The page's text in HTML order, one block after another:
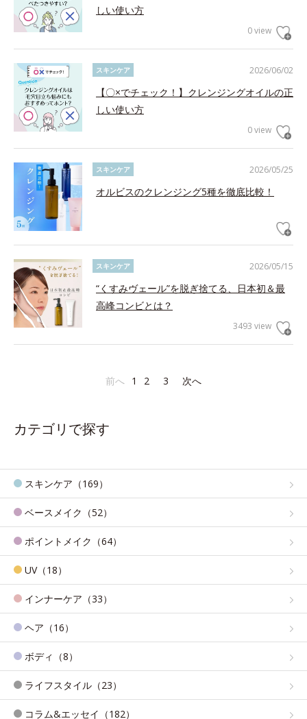
しい使い方
0 view
2026/06/02
スキンケア
【〇×でチェック！】クレンジングオイルの正
しい使い方
0 view
2026/05/25
スキンケア
オルビスのクレンジング5種を徹底比較！
2026/05/15
スキンケア
“くすみヴェール”を脱ぎ捨てる、日本初＆最
高峰コンビとは？
3493 view
前へ 1 2 3 次へ
カテゴリで探す
スキンケア（169）
ベースメイク（52）
ポイントメイク（64）
UV（18）
インナーケア（33）
ヘア（16）
ボディ（8）
ライフスタイル（23）
コラム&エッセイ（182）